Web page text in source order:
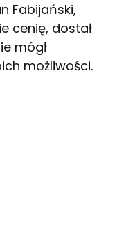
Fabijański,
cenię, dostał
mógł
możliwości.